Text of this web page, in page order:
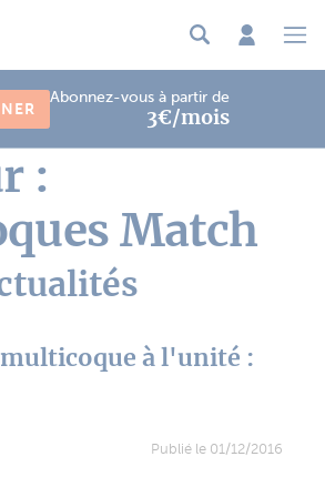
Abonnez-vous à partir de
3€/mois
:
Match
à l'unité :
Publié le 01/12/2016